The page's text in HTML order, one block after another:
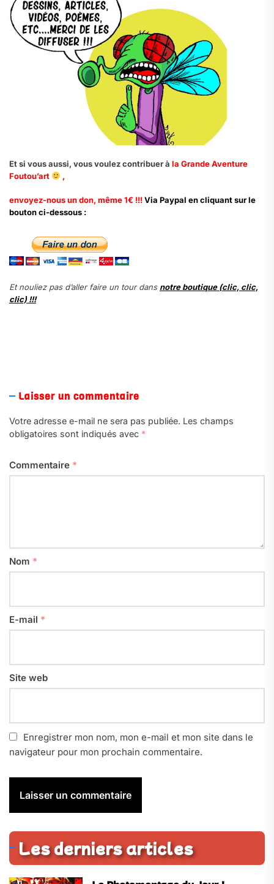
Et si vous aussi, vous voulez contribuer à la Grande Aventure
Foutou’art
,
envoyez-nous un don, même 1€ !!!Via Paypal en cliquant sur le
bouton ci-dessous :
Et nouliez pas d’aller faire un tour dans notre boutique (clic, clic,
clic) !!!
Laisser un commentaire
Votre adresse e-mail ne sera pas publiée. Les champs
obligatoires sont indiqués avec *
Commentaire *
Nom *
E-mail *
Site web
Enregistrer mon nom, mon e-mail et mon site dans le
navigateur pour mon prochain commentaire.
Les derniers articles